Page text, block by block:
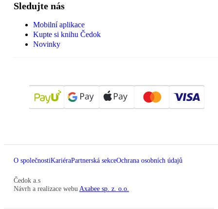
Sledujte nás
Mobilní aplikace
Kupte si knihu Čedok
Novinky
O společnostiKariéraPartnerská sekceOchrana osobních údajů
Čedok a.s
Návrh a realizace webu Axabee sp. z. o.o.